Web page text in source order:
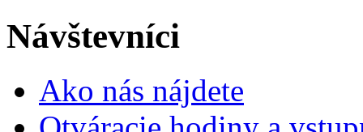
Návštevníci
Ako nás nájdete